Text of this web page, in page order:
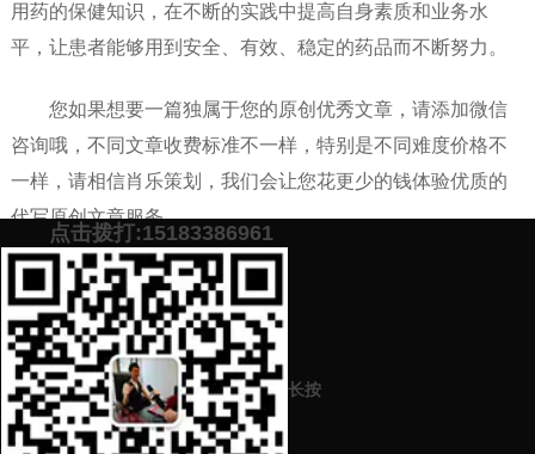
用药的保健知识，在不断的实践中提高自身素质和业务水
平，让患者能够用到安全、有效、稳定的药品而不断努力。
您如果想要一篇独属于您的原创优秀文章，请添加微信
咨询哦，不同文章收费标准不一样，特别是不同难度价格不
一样，请相信肖乐策划，我们会让您花更少的钱体验优质的
代写原创文章服务。
预约营销老师 添加微信号：scyxch
案！
上一篇：哪个代写网站平台机构写微信文案写的很好
下一篇：排名靠前代写1000字就职演讲文笔出彩性价比高质量好的靠
点击拨打:15183386961
长按